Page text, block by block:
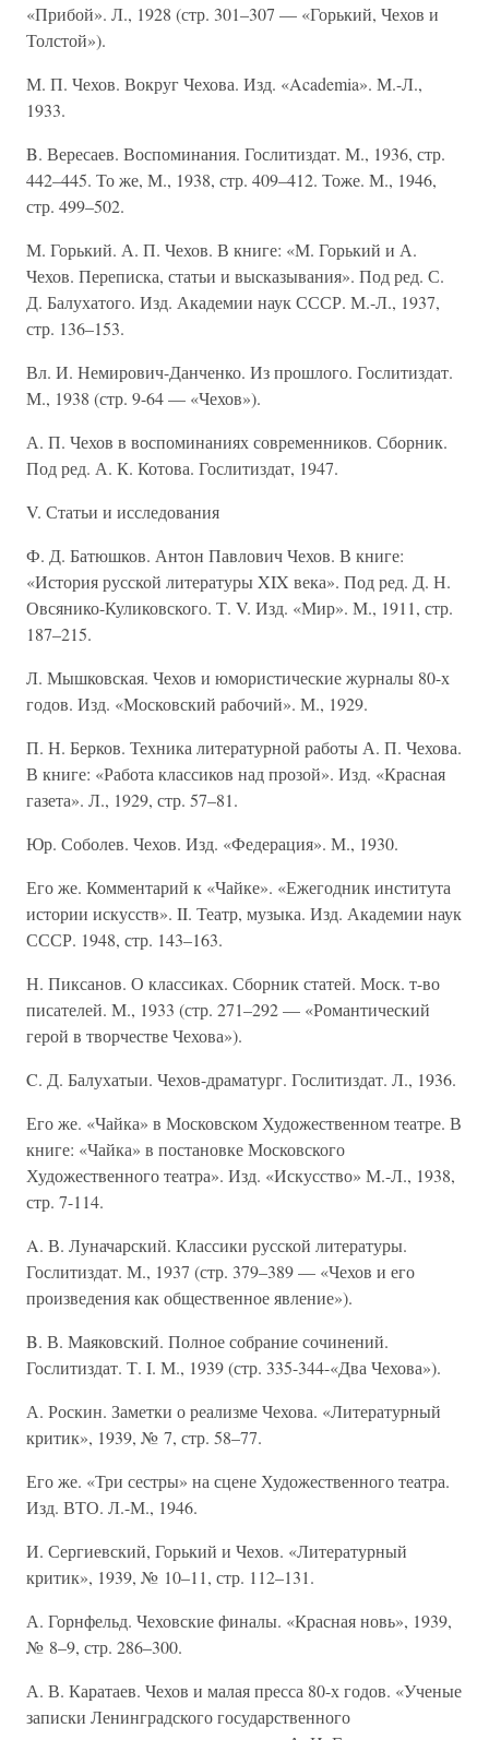
«Прибой». Л., 1928 (стр. 301–307 — «Горький, Чехов и
Толстой»).
М. П. Чехов. Вокруг Чехова. Изд. «Academia». М.-Л.,
1933.
B. Вересаев. Воспоминания. Гослитиздат. М., 1936, стр.
442–445. То же, М., 1938, стр. 409–412. Тоже. М., 1946,
стр. 499–502.
М. Горький. А. П. Чехов. В книге: «М. Горький и А.
Чехов. Переписка, статьи и высказывания». Под ред. С.
Д. Балухатого. Изд. Академии наук СССР. М.-Л., 1937,
стр. 136–153.
Вл. И. Немирович-Данченко. Из прошлого. Гослитиздат.
М., 1938 (стр. 9-64 — «Чехов»).
А. П. Чехов в воспоминаниях современников. Сборник.
Под ред. А. К. Котова. Гослитиздат, 1947.
V. Статьи и исследования
Ф. Д. Батюшков. Антон Павлович Чехов. В книге:
«История русской литературы XIX века». Под ред. Д. Н.
Овсянико-Куликовского. Т. V. Изд. «Мир». М., 1911, стр.
187–215.
Л. Мышковская. Чехов и юмористические журналы 80-х
годов. Изд. «Московский рабочий». М., 1929.
П. Н. Берков. Техника литературной работы А. П. Чехова.
В книге: «Работа классиков над прозой». Изд. «Красная
газета». Л., 1929, стр. 57–81.
Юр. Соболев. Чехов. Изд. «Федерация». М., 1930.
Его же. Комментарий к «Чайке». «Ежегодник института
истории искусств». II. Театр, музыка. Изд. Академии наук
СССР. 1948, стр. 143–163.
Н. Пиксанов. О классиках. Сборник статей. Моск. т-во
писателей. М., 1933 (стр. 271–292 — «Романтический
герой в творчестве Чехова»).
C. Д. Балухатыи. Чехов-драматург. Гослитиздат. Л., 1936.
Его же. «Чайка» в Московском Художественном театре. В
книге: «Чайка» в постановке Московского
Художественного театра». Изд. «Искусство» М.-Л., 1938,
стр. 7-114.
A. В. Луначарский. Классики русской литературы.
Гослитиздат. М., 1937 (стр. 379–389 — «Чехов и его
произведения как общественное явление»).
B. В. Маяковский. Полное собрание сочинений.
Гослитиздат. Т. I. М., 1939 (стр. 335-344-«Два Чехова»).
А. Роскин. Заметки о реализме Чехова. «Литературный
критик», 1939, № 7, стр. 58–77.
Его же. «Три сестры» на сцене Художественного театра.
Изд. ВТО. Л.-М., 1946.
И. Сергиевский, Горький и Чехов. «Литературный
критик», 1939, № 10–11, стр. 112–131.
А. Горнфельд. Чеховские финалы. «Красная новь», 1939,
№ 8–9, стр. 286–300.
А. В. Каратаев. Чехов и малая пресса 80-х годов. «Ученые
записки Ленинградского государственного